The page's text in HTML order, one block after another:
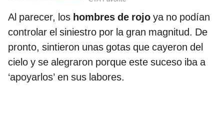
Al parecer, los hombres de rojo ya no podían
controlar el siniestro por la gran magnitud. De
pronto, sintieron unas gotas que cayeron del
cielo y se alegraron porque este suceso iba a
‘apoyarlos’ en sus labores.